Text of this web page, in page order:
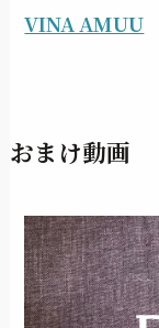
VINA AMUU
おまけ動画